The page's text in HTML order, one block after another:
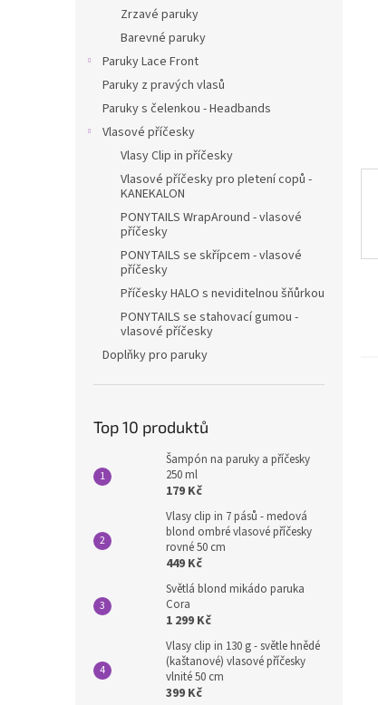
Zrzavé paruky
Barevné paruky
Paruky Lace Front
Paruky z pravých vlasů
Paruky s čelenkou - Headbands
Vlasové příčesky
Vlasy Clip in příčesky
Vlasové příčesky pro pletení copů -
KANEKALON
PONYTAILS WrapAround - vlasové
příčesky
PONYTAILS se skřípcem - vlasové
příčesky
Příčesky HALO s neviditelnou šňůrkou
PONYTAILS se stahovací gumou -
vlasové příčesky
Doplňky pro paruky
Top 10 produktů
Šampón na paruky a příčesky
250 ml
179 Kč
Vlasy clip in 7 pásů - medová
blond ombré vlasové příčesky
rovné 50 cm
449 Kč
Světlá blond mikádo paruka
Cora
1 299 Kč
Vlasy clip in 130 g - světle hnědé
(kaštanové) vlasové příčesky
vlnité 50 cm
399 Kč